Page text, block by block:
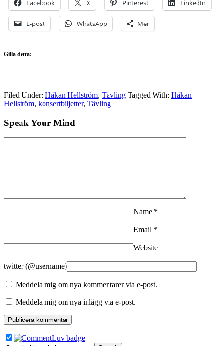
Facebook X Pinterest LinkedIn
E-post WhatsApp Mer
Gilla detta:
Filed Under: Håkan Hellström, Tävling Tagged With: Håkan
Hellström, konsertbiljetter, Tävling
Speak Your Mind
Name *
Email *
Website
twitter (@username)
Meddela mig om nya kommentarer via e-post.
Meddela mig om nya inlägg via e-post.